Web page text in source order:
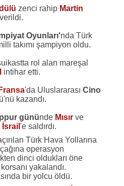
zenci rahip Martin
Oyunları'nda Türk
takımı şampiyon oldu.
rol alan mareşal
intihar etti.
Fransa'da UluslararasıCino
kazandı.
gününde Mısır ve
İsrail'e saldırdı.
Türk Hava Yollarına
operasyon
dinci oldukları öne
yakalandı.
bir yolcu öldü.